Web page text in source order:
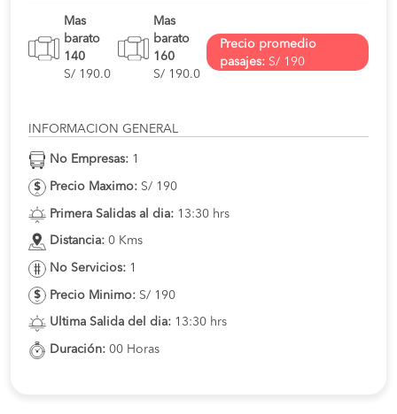
Mas
barato
140
S/ 190.0
Mas
barato
160
S/ 190.0
Precio promedio
pasajes: S/ 190
INFORMACION GENERAL
No Empresas: 1
Precio Maximo: S/ 190
Primera Salidas al dia: 13:30 hrs
Distancia: 0 Kms
No Servicios: 1
Precio Minimo: S/ 190
Ultima Salida del dia: 13:30 hrs
Duración: 00 Horas